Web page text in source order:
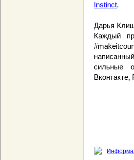
Instinct.
Дарья
Каждый
сильные
Вконтакте,